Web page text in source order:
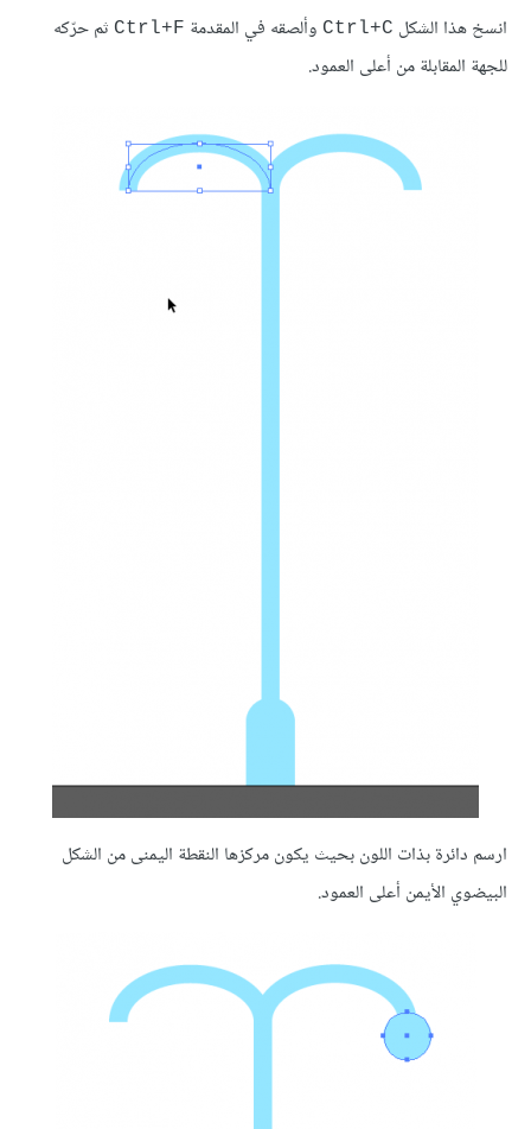
انسخ هذا الشكل Ctrl+C وألصقه في المقدمة Ctrl+F ثم حرّكه
للجهة المقابلة من أعلى العمود.
ارسم دائرة بذات اللون بحيث يكون مركزها النقطة اليمنى من الشكل
البيضوي الأيمن أعلى العمود.